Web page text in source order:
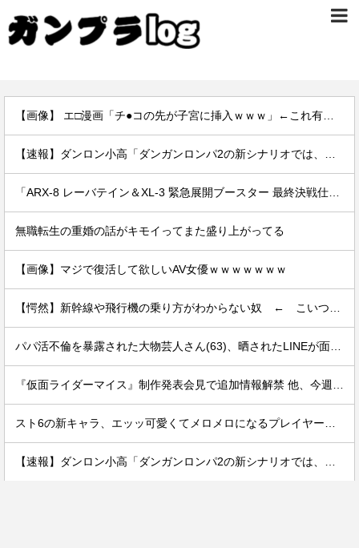
無職転生の重婚の話がキモイってまた盛り上がってる
【画像】マジで復活して欲しいAV女優ｗｗｗｗｗｗｗ